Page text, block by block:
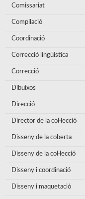
Comissariat
Compilació
Coordinació
Correcció lingüistica
Correcció
Dibuixos
Direcció
Director de la col·lecció
Disseny de la coberta
Disseny de la col·lecció
Disseny i coordinació
Disseny i maquetació